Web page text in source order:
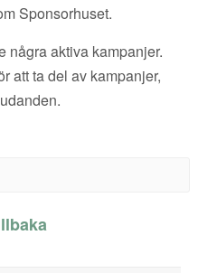
Sponsorhuset.
några aktiva kampanjer.
att ta del av kampanjer,